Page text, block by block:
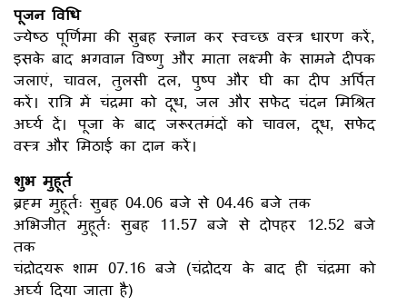
पूजन विधि
ज्येष्ठ पूर्णिमा की सुबह स्नान कर स्वच्छ वस्त्र धारण करें,
इसके बाद भगवान विष्णु और माता लक्ष्मी के सामने दीपक
जलाएं, चावल, तुलसी दल, पुष्प और घी का दीप अर्पित
करें। रात्रि में चंद्रमा को दूध, जल और सफेद चंदन मिश्रित
अर्घ्य दें। पूजा के बाद जरूरतमंदों को चावल, दूध, सफेद
वस्त्र और मिठाई का दान करें।
शुभ मुहूर्त
ब्रह्म मुहूर्तः सुबह 04.06 बजे से 04.46 बजे तक
अभिजीत मुहूर्तः सुबह 11.57 बजे से दोपहर 12.52 बजे
तक
चंद्रोदयरू शाम 07.16 बजे (चंद्रोदय के बाद ही चंद्रमा को
अर्घ्य दिया जाता है)